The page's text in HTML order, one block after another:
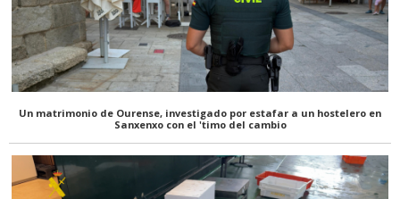
Un matrimonio de Ourense, investigado por estafar a un hostelero en
Sanxenxo con el 'timo del cambio